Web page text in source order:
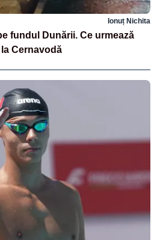
Ionuț Nichita
fundul Dunării. Ce urmează
Cernavodă